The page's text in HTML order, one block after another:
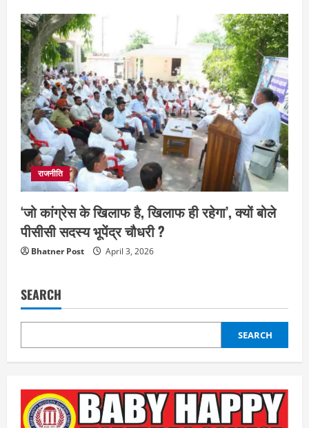
राजनीति
‘जो कांग्रेस के खिलाफ है, खिलाफ ही रहेगा’, क्यों बोले
पीसीसी सदस्य भूपेंद्र चौधरी ?
Bhatner Post April 3, 2026
SEARCH
SEARCH